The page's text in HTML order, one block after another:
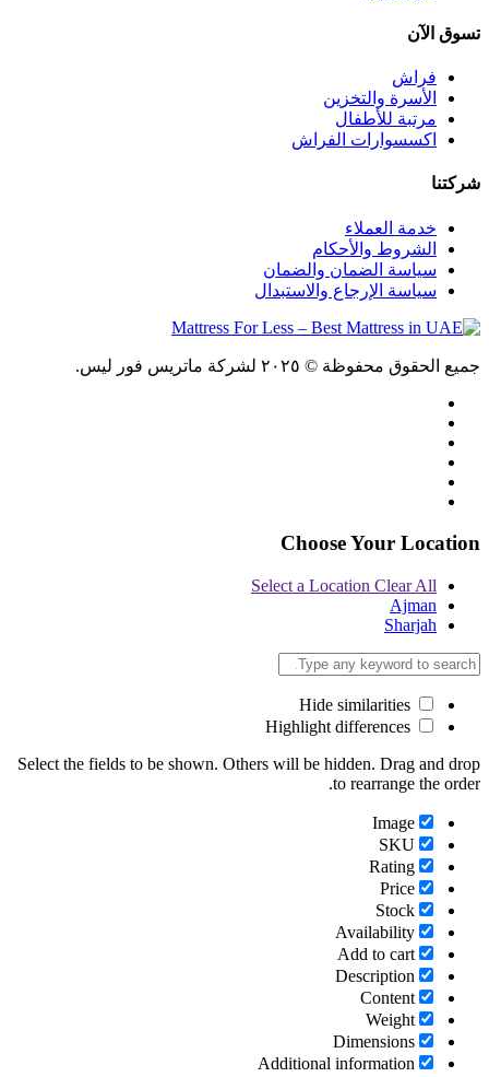
تسوق الآن
فراش
الأسرة والتخزين
مرتبة للأطفال
اكسسوارات الفراش
شركتنا
خدمة العملاء
الشروط والأحكام
سياسة الضمان والضمان
سياسة الإرجاع والاستبدال
جميع الحقوق محفوظة © ٢٠٢٥ لشركة ماتريس فور ليس.
Choose Your Location
Select a Location Clear All
Ajman
Sharjah
Select the fields to be shown. Others will be hidden. Drag and drop
to rearrange the order.
Image
SKU
Rating
Price
Stock
Availability
Add to cart
Description
Content
Weight
Dimensions
Additional information